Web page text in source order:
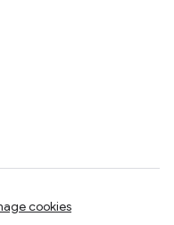
cookies